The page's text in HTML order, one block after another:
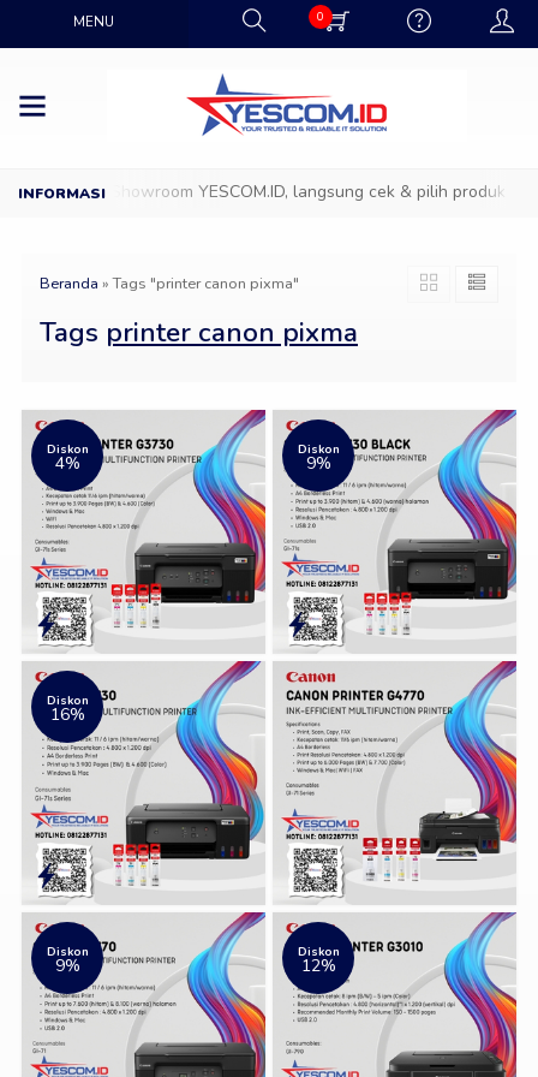
MENU 0
Datang ke Showroom YESCOM.ID, langsung cek & pilih produk IT
Beranda »Tags "printer canon pixma"
Tags printer canon pixma
Diskon
4%
Diskon
9%
Diskon
16%
Diskon
9%
Diskon
12%